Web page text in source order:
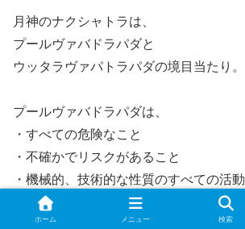
月神のナクシャトラは、
プールヴァバドラパダと
ウッタラヴァパトラパダの境目当たり。
プールヴァバドラパダは、
・すべての危険なこと
・不確かでリスクがあること
・機械的、技術的な性質のすべての活動
・物事を終わらせること
ホーム メニュー 検索